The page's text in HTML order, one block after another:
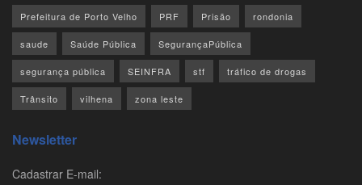
Prefeitura de Porto Velho PRF Prisão rondonia
saude Saúde Pública SegurançaPública
segurança pública SEINFRA stf tráfico de drogas
Trânsito vilhena zona leste
Newsletter
Cadastrar E-mail: